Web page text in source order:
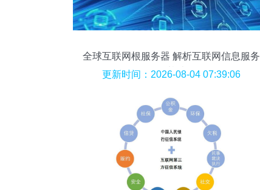
全球互联网根服务器 解析互联网信息服务
的基础
更新时间：2026-08-04 07:39:06